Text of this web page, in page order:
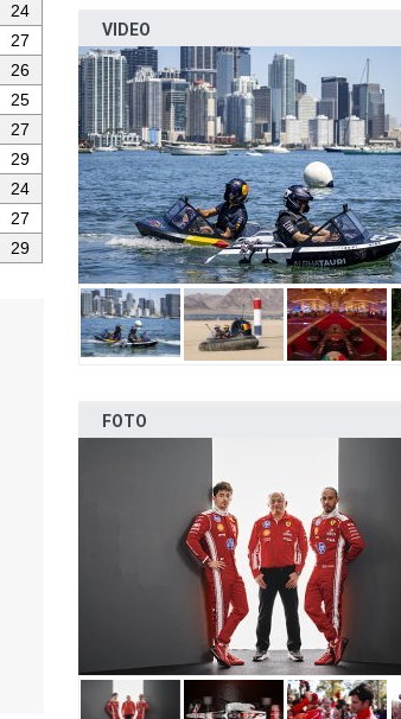
24
27
26
25
27
29
24
27
29
VIDEO
FOTO